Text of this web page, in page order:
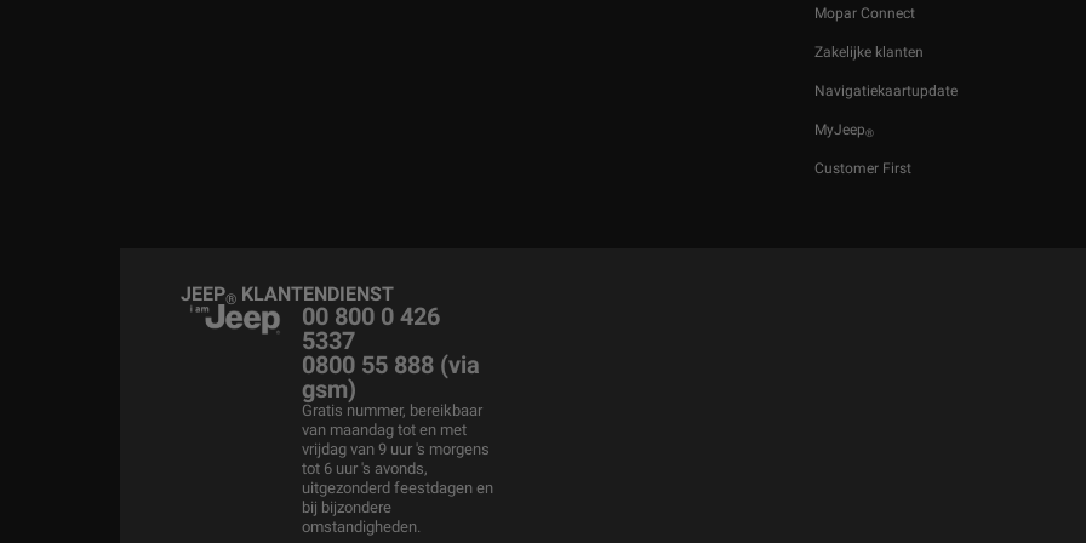
Mopar Connect
Zakelijke klanten
Navigatiekaartupdate
MyJeep®
Customer First
JEEP® KLANTENDIENST
00 800 0 426
5337
0800 55 888 (via
gsm)
Gratis nummer, bereikbaar
van maandag tot en met
vrijdag van 9 uur 's morgens
tot 6 uur 's avonds,
uitgezonderd feestdagen en
bij bijzondere
omstandigheden.